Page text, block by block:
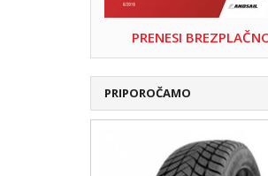
PRENESI
PRIPOROČAMO